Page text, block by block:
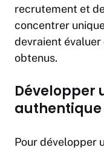
recrutement et
concentrer
devraient
obtenus.
Développer
Pour développer